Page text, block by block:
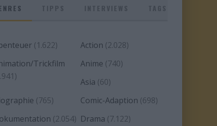
(1.622) Action (2.028)
Trickfilm
Anime (740)
Asia (60)
(765) Comic-Adaption (698)
(2.054) Drama (7.122)